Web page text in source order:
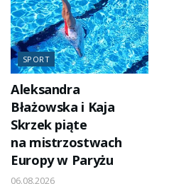
SPORT
Aleksandra
Błażowska i Kaja
Skrzek piąte
na mistrzostwach
Europy w Paryżu
06.08.2026